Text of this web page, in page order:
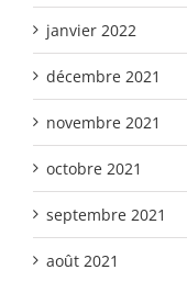
janvier 2022
décembre 2021
novembre 2021
octobre 2021
septembre 2021
août 2021